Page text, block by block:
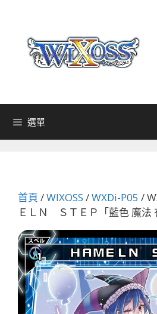
選單
首頁 /WIXOSS /WXDi-P05 /
ＥＬＮ ＳＴＥＰ「藍色 魔法